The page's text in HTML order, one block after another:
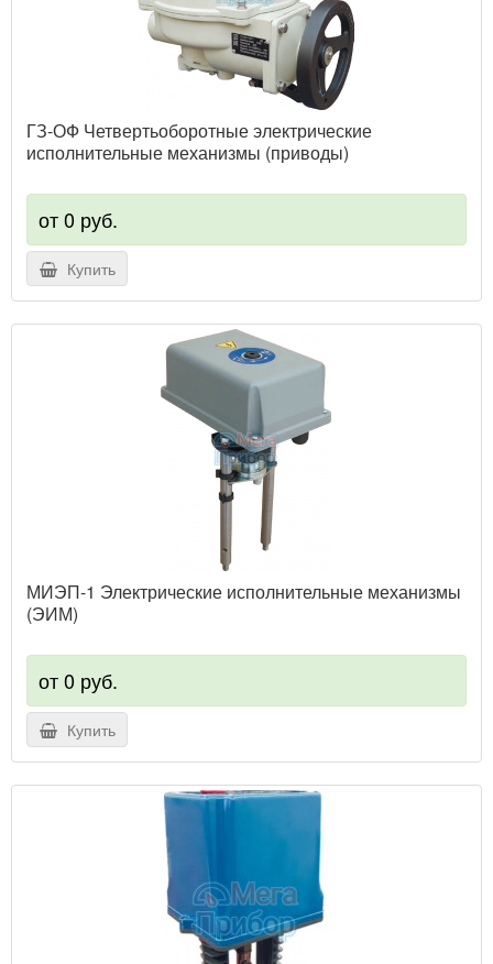
ГЗ-ОФ Четвертьоборотные электрические
исполнительные механизмы (приводы)
от 0 руб.
Купить
МИЭП-1 Электрические исполнительные механизмы
(ЭИМ)
от 0 руб.
Купить